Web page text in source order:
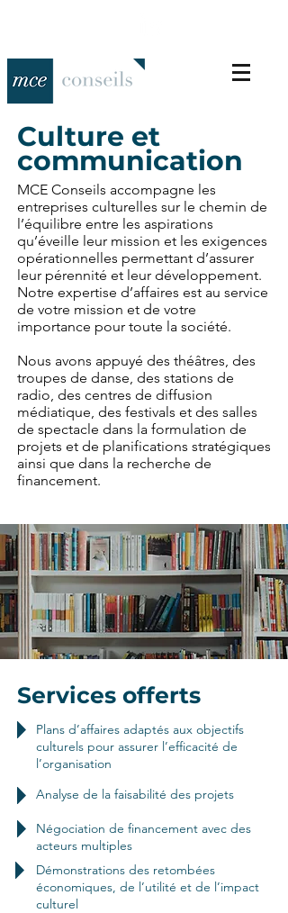
Culture et
communication
MCE Conseils accompagne les
entreprises culturelles sur le chemin de
l’équilibre entre les aspirations
qu’éveille leur mission et les exigences
opérationnelles permettant d’assurer
leur pérennité et leur développement.
Notre expertise d’affaires est au service
de votre mission et de votre
importance pour toute la société.
Nous avons appuyé des théâtres, des
troupes de danse, des stations de
radio, des centres de diffusion
médiatique, des festivals et des salles
de spectacle dans la formulation de
projets et de planifications stratégiques
ainsi que dans la recherche de
financement.
Services offerts
Plans d’affaires adaptés aux objectifs
culturels pour assurer l’efficacité de
l’organisation
Analyse de la faisabilité des projets
Négociation de financement avec des
acteurs multiples
Démonstrations des retombées
économiques, de l’utilité et de l’impact
culturel